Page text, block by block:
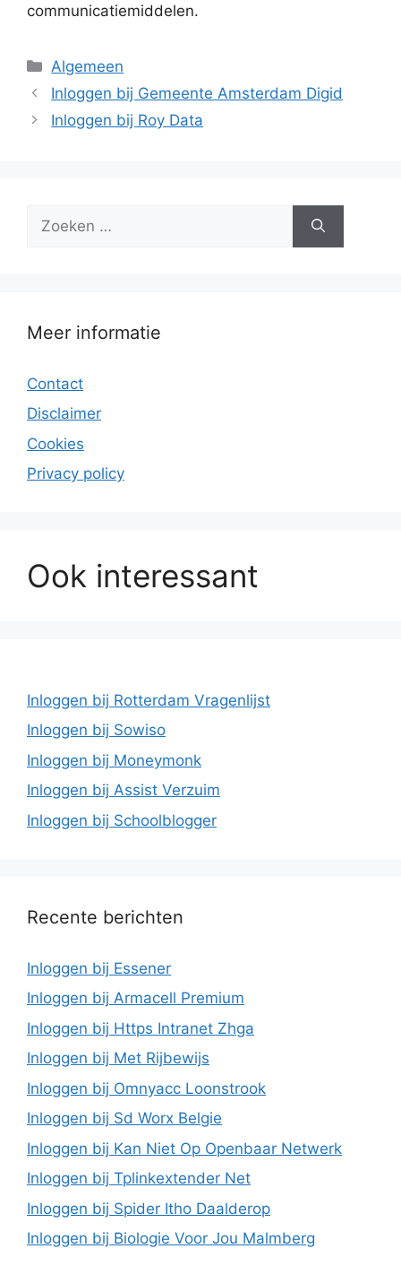
communicatiemiddelen.
Categorieën
Algemeen
Inloggen bij Gemeente Amsterdam Digid
Inloggen bij Roy Data
naar:
Meer informatie
Contact
Disclaimer
Cookies
Privacy policy
Ook interessant
Inloggen bij Rotterdam Vragenlijst
Inloggen bij Sowiso
Inloggen bij Moneymonk
Inloggen bij Assist Verzuim
Inloggen bij Schoolblogger
Recente berichten
Inloggen bij Essener
Inloggen bij Armacell Premium
Inloggen bij Https Intranet Zhga
Inloggen bij Met Rijbewijs
Inloggen bij Omnyacc Loonstrook
Inloggen bij Sd Worx Belgie
Inloggen bij Kan Niet Op Openbaar Netwerk
Inloggen bij Tplinkextender Net
Inloggen bij Spider Itho Daalderop
Inloggen bij Biologie Voor Jou Malmberg